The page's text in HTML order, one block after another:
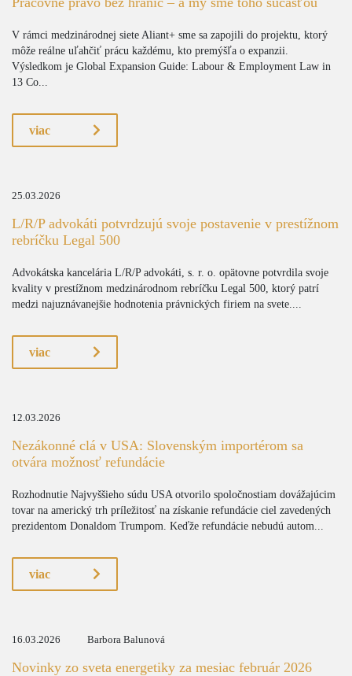
V rámci medzinárodnej siete Aliant+ sme sa zapojili do projektu, ktorý
môže reálne uľahčiť prácu každému, kto premýšľa o expanzii.
Výsledkom je Global Expansion Guide: Labour & Employment Law in
13 Co...
viac
25.03.2026
L/R/P advokáti potvrdzujú svoje postavenie v prestížnom
rebríčku Legal 500
Advokátska kancelária L/R/P advokáti, s. r. o. opätovne potvrdila svoje
kvality v prestížnom medzinárodnom rebríčku Legal 500, ktorý patrí
medzi najuznávanejšie hodnotenia právnických firiem na svete....
viac
12.03.2026
Nezákonné clá v USA: Slovenským importérom sa
otvára možnosť refundácie
Rozhodnutie Najvyššieho súdu USA otvorilo spoločnostiam dovážajúcim
tovar na americký trh príležitosť na získanie refundácie ciel zavedených
prezidentom Donaldom Trumpom. Keďže refundácie nebudú autom...
viac
16.03.2026 Barbora Balunová
Novinky zo sveta energetiky za mesiac február 2026